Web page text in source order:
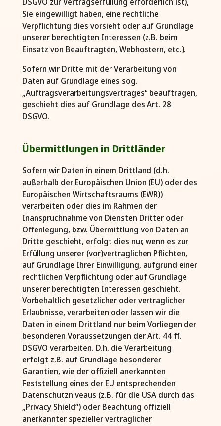
Sie eingewilligt haben, eine rechtliche
Verpflichtung dies vorsieht oder auf Grundlage
unserer berechtigten Interessen (z.B. beim
Einsatz von Beauftragten, Webhostern, etc.).
Sofern wir Dritte mit der Verarbeitung von
Daten auf Grundlage eines sog.
„Auftragsverarbeitungsvertrages“ beauftragen,
geschieht dies auf Grundlage des Art. 28
DSGVO.
Übermittlungen in Drittländer
Sofern wir Daten in einem Drittland (d.h.
außerhalb der Europäischen Union (EU) oder des
Europäischen Wirtschaftsraums (EWR))
verarbeiten oder dies im Rahmen der
Inanspruchnahme von Diensten Dritter oder
Offenlegung, bzw. Übermittlung von Daten an
Dritte geschieht, erfolgt dies nur, wenn es zur
Erfüllung unserer (vor)vertraglichen Pflichten,
auf Grundlage Ihrer Einwilligung, aufgrund einer
rechtlichen Verpflichtung oder auf Grundlage
unserer berechtigten Interessen geschieht.
Vorbehaltlich gesetzlicher oder vertraglicher
Erlaubnisse, verarbeiten oder lassen wir die
Daten in einem Drittland nur beim Vorliegen der
besonderen Voraussetzungen der Art. 44 ff.
DSGVO verarbeiten. D.h. die Verarbeitung
erfolgt z.B. auf Grundlage besonderer
Garantien, wie der offiziell anerkannten
Feststellung eines der EU entsprechenden
Datenschutzniveaus (z.B. für die USA durch das
„Privacy Shield“) oder Beachtung offiziell
anerkannter spezieller vertraglicher